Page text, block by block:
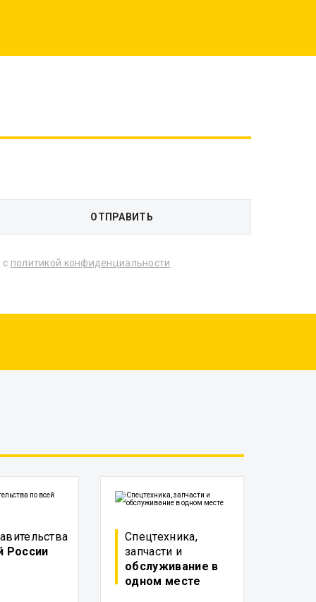
с политикой конфиденциальности
России
Спецтехника,
запчасти и
обслуживание в
одном месте